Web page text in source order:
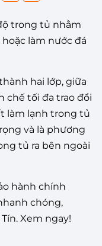
trong tủ nhằm
làm nước đá
hai lớp, giữa
chế tối đa trao đổi
làm lạnh trong tủ
và là phương
tủ ra bên ngoài
hành chính
chóng,
Xem ngay!